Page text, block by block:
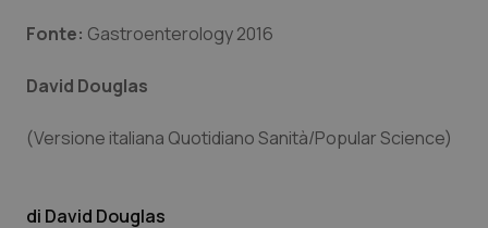
Fonte: Gastroenterology 2016
David Douglas
(Versione italiana Quotidiano Sanità/Popular Science)
David Douglas